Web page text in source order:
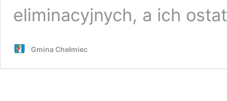
eliminacyjnych, a ich
Gmina Chełmiec